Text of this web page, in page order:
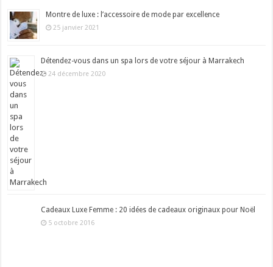
Montre de luxe : l’accessoire de mode par excellence
25 janvier 2021
Détendez-vous dans un spa lors de votre séjour à Marrakech
24 décembre 2020
Cadeaux Luxe Femme : 20 idées de cadeaux originaux pour Noël
5 octobre 2016